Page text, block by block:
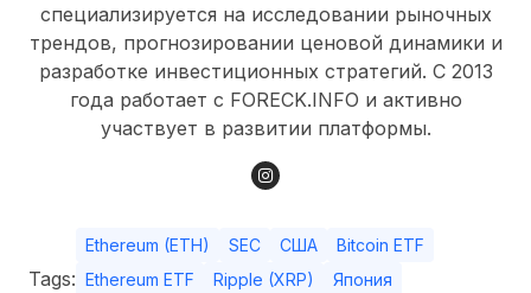
специализируется на исследовании рыночных
трендов, прогнозировании ценовой динамики и
разработке инвестиционных стратегий. С 2013
года работает с FORECK.INFO и активно
участвует в развитии платформы.
Tags:
Ethereum (ETH) SEC США
Bitcoin ETF
Ethereum ETF
Ripple (XRP)
Япония